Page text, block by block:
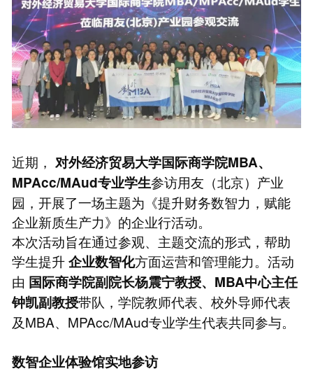
近期， 对外经济贸易大学国际商学院MBA、
MPAcc/MAud专业学生参访用友（北京）产业
园，开展了一场主题为《提升财务数智力，赋能
企业新质生产力》的企业行活动。
本次活动旨在通过参观、主题交流的形式，帮助
学生提升企业数智化方面运营和管理能力。活动
由 国际商学院副院长杨震宁教授、MBA中心主任
钟凯副教授带队，学院教师代表、校外导师代表
及MBA、MPAcc/MAud专业学生代表共同参与。
数智企业体验馆实地参访